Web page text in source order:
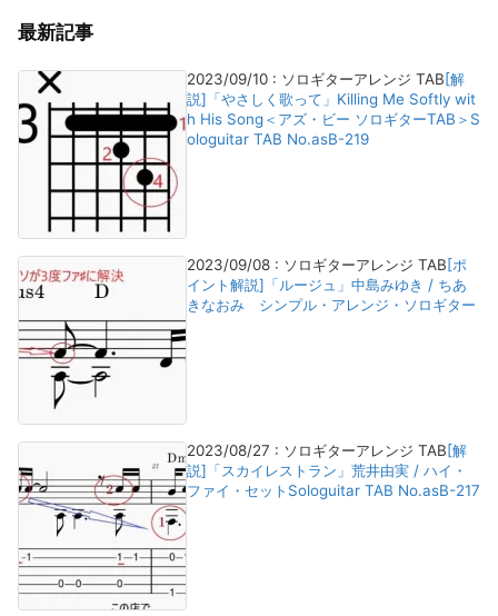
最新記事
2023/09/10 : ソロギターアレンジ TAB[解
説]「やさしく歌って」Killing Me Softly wit
h His Song＜アズ・ビー ソロギターTAB＞S
ologuitar TAB No.asB-219
2023/09/08 : ソロギターアレンジ TAB[ポ
イント解説]「ルージュ」中島みゆき / ちあ
きなおみ シンプル・アレンジ・ソロギター
2023/08/27 : ソロギターアレンジ TAB[解
説]「スカイレストラン」荒井由実 / ハイ・
ファイ・セットSologuitar TAB No.asB-217